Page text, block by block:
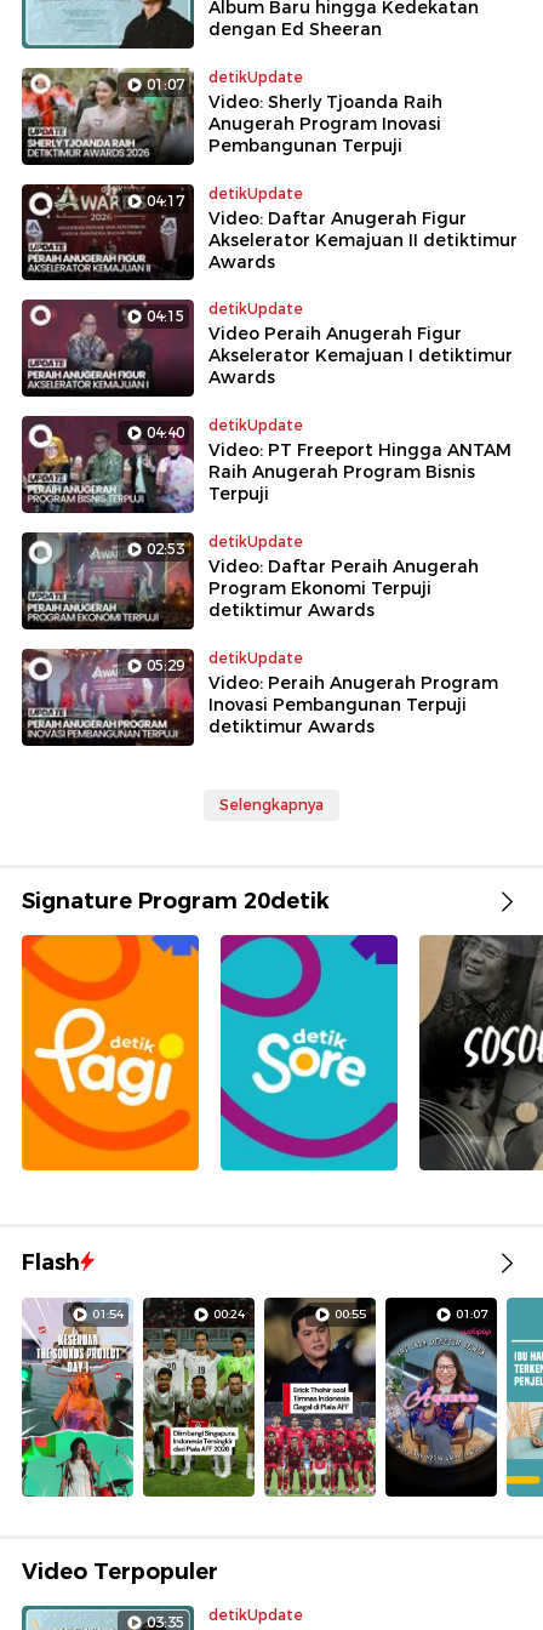
Album Baru hingga Kedekatan
dengan Ed Sheeran
01:07 detikUpdate
Video: Sherly Tjoanda Raih
Anugerah Program Inovasi
Pembangunan Terpuji
04:17 detikUpdate
Video: Daftar Anugerah Figur
Akselerator Kemajuan II detiktimur
Awards
04:15 detikUpdate
Video Peraih Anugerah Figur
Akselerator Kemajuan I detiktimur
Awards
04:40 detikUpdate
Video: PT Freeport Hingga ANTAM
Raih Anugerah Program Bisnis
Terpuji
02:53 detikUpdate
Video: Daftar Peraih Anugerah
Program Ekonomi Terpuji
detiktimur Awards
05:29 detikUpdate
Video: Peraih Anugerah Program
Inovasi Pembangunan Terpuji
detiktimur Awards
Selengkapnya
Signature Program 20detik
Flash
01:54 00:24 00:55 01:07
Video Terpopuler
03:35 detikUpdate